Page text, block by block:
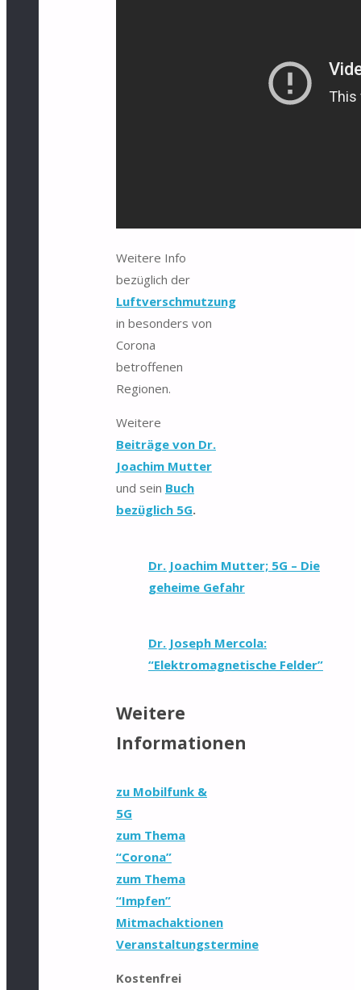
Weitere Info
bezüglich der
Luftverschmutzung
in besonders von
Corona
betroffenen
Regionen.
Weitere
Beiträge von Dr.
Joachim Mutter
und sein Buch
bezüglich 5G.
Dr. Joachim Mutter; 5G – Die
geheime Gefahr
Dr. Joseph Mercola:
“Elektromagnetische Felder”
Weitere
Informationen
zu Mobilfunk &
5G
zum Thema
“Corona”
zum Thema
“Impfen”
Mitmachaktionen
Veranstaltungstermine
Kostenfrei